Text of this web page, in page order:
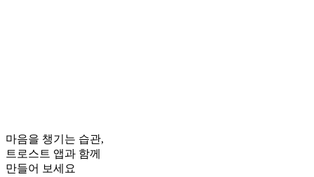
마음을 챙기는 습관,
트로스트 앱과 함께
만들어 보세요